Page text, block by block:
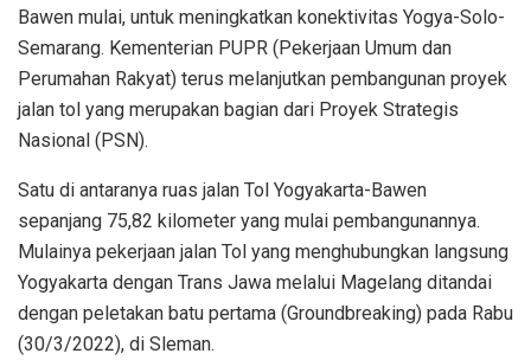
Bawen mulai, untuk meningkatkan konektivitas Yogya-Solo-
Semarang. Kementerian PUPR (Pekerjaan Umum dan
Perumahan Rakyat) terus melanjutkan pembangunan proyek
jalan tol yang merupakan bagian dari Proyek Strategis
Nasional (PSN).
Satu di antaranya ruas jalan Tol Yogyakarta-Bawen
sepanjang 75,82 kilometer yang mulai pembangunannya.
Mulainya pekerjaan jalan Tol yang menghubungkan langsung
Yogyakarta dengan Trans Jawa melalui Magelang ditandai
dengan peletakan batu pertama (Groundbreaking) pada Rabu
(30/3/2022), di Sleman.